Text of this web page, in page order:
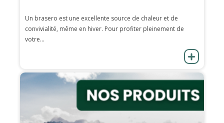
Un brasero est une excellente source de chaleur et de
convivialité, même en hiver. Pour profiter pleinement de
votre...